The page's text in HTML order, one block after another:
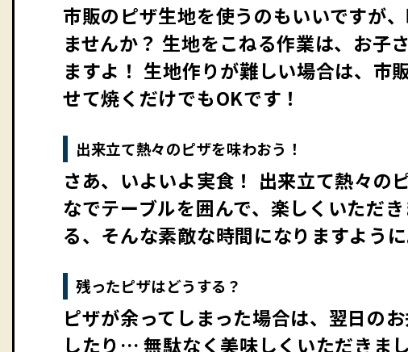
市販のピザ生地を使うのもいいですが
ませんか？ 生地をこねる作業は、お子
ますよ！ 生地作りが難しい場合は、市
せて焼くだけでもOKです！
出来立て熱々のピザを味わおう！
さあ、いよいよ実食！ 出来立て熱々の
なでテーブルを囲んで、楽しくいただ
る、そんな素敵な時間になりますように
残ったピザはどうする？
ピザが余ってしまった場合は、翌日の
したり… 無駄なく美味しくいただきま